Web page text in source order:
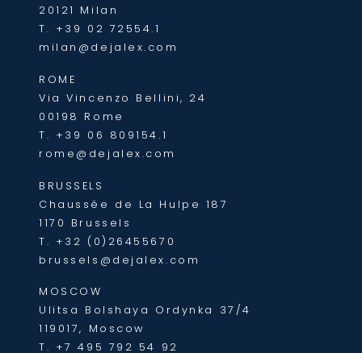
20121 Milan
T. +39 02 72554.1
milan@dejalex.com
ROME
Via Vincenzo Bellini, 24
00198 Rome
T. +39 06 809154.1
rome@dejalex.com
BRUSSELS
Chaussée de La Hulpe 187
1170 Brussels
T. +32 (0)26455670
brussels@dejalex.com
MOSCOW
Ulitsa Bolshaya Ordynka 37/4
119017, Moscow
T. +7 495 792 54 92